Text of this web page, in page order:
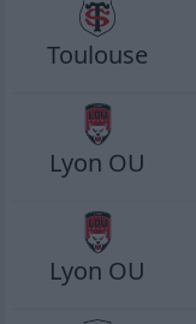
Toulouse
Lyon OU
Lyon OU